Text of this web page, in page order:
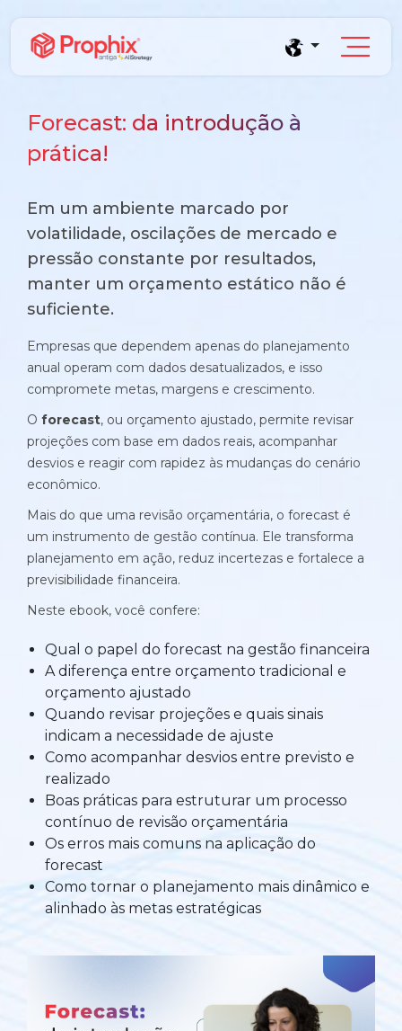
Módulo de Planejamento, orçamento e
projeções financeiras sem planilhas.
Complexidade orçamentária baixa e média
Empresas que faturam entre R$30M e R$200M por ano
Demonstração Gratuita
Prophix Fluxo (Cash Management)
Módulo de Controle, projeção e gestão do fluxo
de caixa.
Complexidade de gestão de caixa baixa e média
Empresas que faturam entre R$30M e R$200M por ano
Conheça o produto
Demonstração Gratuita
Plataforma Financeira com IA
Automatize planejamento, fechamento e
análises com inteligência artificial integrada.
Complexidade Alta
Empresas que faturam acima de R$200M por ano
Blog
Conteúdos e tendências de gestão financeira
E-books
Cases
orçamentária
Saúde
Serviços
Distribuição e Logística
Varejo
Forecast: da introdução à
prática!
Em um ambiente marcado por
volatilidade, oscilações de mercado e
pressão constante por resultados,
manter um orçamento estático não é
suficiente.
Empresas que dependem apenas do planejamento
anual operam com dados desatualizados, e isso
compromete metas, margens e crescimento.
O forecast, ou orçamento ajustado, permite revisar
projeções com base em dados reais, acompanhar
desvios e reagir com rapidez às mudanças do cenário
econômico.
Mais do que uma revisão orçamentária, o forecast é
um instrumento de gestão contínua. Ele transforma
planejamento em ação, reduz incertezas e fortalece a
previsibilidade financeira.
Neste ebook, você confere:
Qual o papel do forecast na gestão financeira
A diferença entre orçamento tradicional e
orçamento ajustado
Quando revisar projeções e quais sinais
indicam a necessidade de ajuste
Como acompanhar desvios entre previsto e
realizado
Boas práticas para estruturar um processo
contínuo de revisão orçamentária
Os erros mais comuns na aplicação do
forecast
Como tornar o planejamento mais dinâmico e
alinhado às metas estratégicas